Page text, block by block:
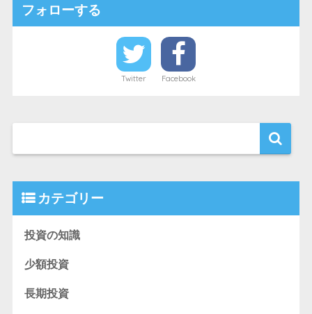
フォローする
Twitter Facebook
カテゴリー
投資の知識
少額投資
長期投資